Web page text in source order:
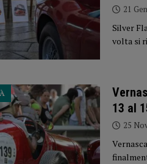
21
Silver
volta si
13 al
25